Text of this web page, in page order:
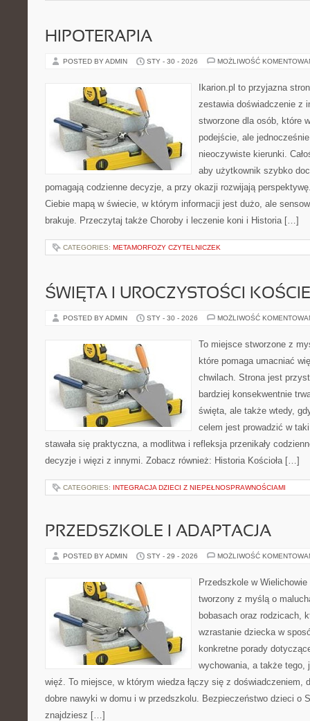
HIPOTERAPIA
POSTED BY ADMIN STY - 30 - 2026 MOŻLIWOŚĆ
Ikarion.pl to przyjazna
zestawia doświadczenie z
stworzone dla osób, które
podejście, ale
nieoczywiste kierunki.
aby użytkownik szybko
pomagają codzienne decyzje, a przy okazji rozwijają
Ciebie mapą w świecie, w którym informacji jest dużo, ale
brakuje. Przeczytaj także Choroby i leczenie koni i Historia […]
CATEGORIES: METAMORFOZY CZYTELNICZEK
ŚWIĘTA I UROCZYSTOŚCI
POSTED BY ADMIN STY - 30 - 2026 MOŻLIWOŚĆ
To miejsce stworzone z
które pomaga umacniać
chwilach. Strona jest
bardziej konsekwentnie
święta, ale także wtedy,
celem jest prowadzić w
stawała się praktyczna, a modlitwa i refleksja przenikały
decyzje i więzi z innymi. Zobacz również: Historia Kościoła […]
CATEGORIES: INTEGRACJA DZIECI Z NIEPEŁNOSPRAWNOŚCIAMI
PRZEDSZKOLE I ADAPTACJA
POSTED BY ADMIN STY - 29 - 2026 MOŻLIWOŚĆ
Przedszkole w
tworzony z myślą o
bobasach oraz rodzicach,
wzrastanie dziecka w
konkretne porady
wychowania, a także tego,
więź. To miejsce, w którym wiedza łączy się z doświadczeniem,
dobre nawyki w domu i w przedszkolu. Bezpieczeństwo dzieci o
znajdziesz […]